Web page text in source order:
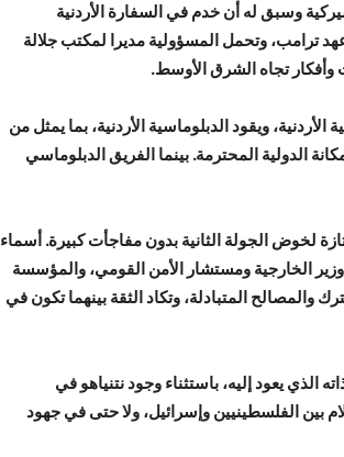
وسبق له أن خدم في السفارة الأردنية
ترامب، وتحمل المسؤولية مديرا لمكتب جلالة
وأفكار تجاه الشرق الأوسط.
ويقود الدبلوماسية الأردنية، بما يمثل من
الدولية المحترمة. بينما الفريق الدبلوماسي
لخوض الجولة الثانية بدون مفاجأت كبيرة. أسماء
الخارجية ومستشار الأمن القومي، والمؤسسة
والمصالح المتبادلة، وتكاد الثقة بينهما تكون في
يعود إليه، باستثناء وجود نتنياهو في
بين الفلسطينيين وإسرائيل، ولا حتى في جهود